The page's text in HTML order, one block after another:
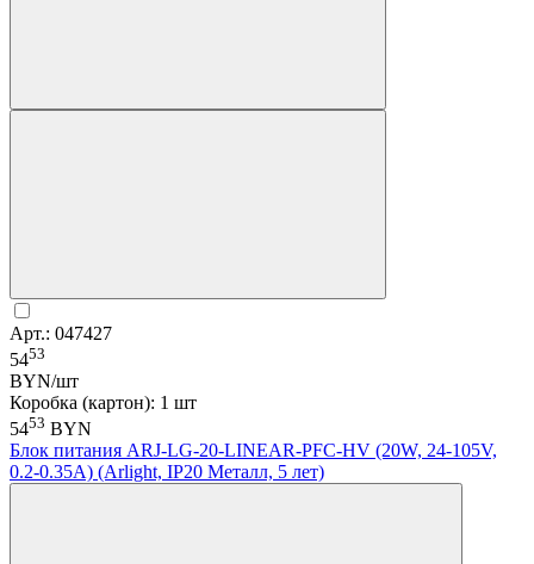
Арт.: 047427
5453
BYN/шт
Коробка (картон): 1 шт
5453 BYN
Блок питания ARJ-LG-20-LINEAR-PFC-HV (20W, 24-105V,
0.2-0.35A) (Arlight, IP20 Металл, 5 лет)